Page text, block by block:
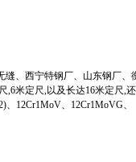
缝、西宁特钢厂、山东钢厂、
,6米定尺,以及长达16米定尺,
12Cr1MoV、12Cr1MoVG、